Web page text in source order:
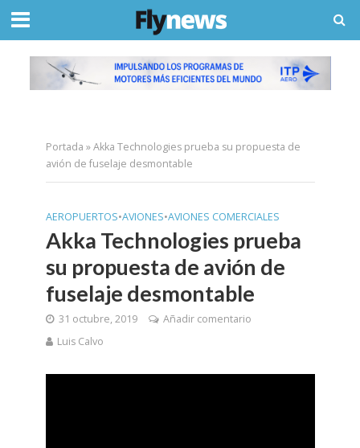
Portada »Akka Technologies prueba su propuesta de
avión de fuselaje desmontable
AEROPUERTOS•AVIONES•AVIONES COMERCIALES
Akka Technologies prueba
su propuesta de avión de
fuselaje desmontable
31 octubre, 2019
Añadir comentario
Luis Calvo